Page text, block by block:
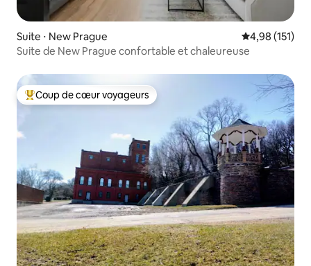
Suite ⋅ New Prague Évaluation
4,98 (151)
Suite de New Prague confortable et chaleureuse
Coups de cœur voyageurs les plus appréciés
Coup de cœur voyageurs